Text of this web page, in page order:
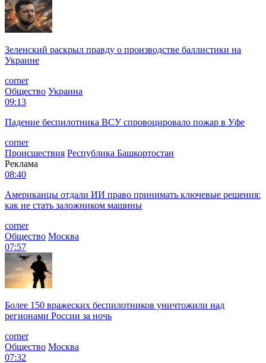
Зеленский раскрыл правду о производстве баллистики на
Украине
corner
Общество Украина
09:13
Падение беспилотника ВСУ спровоцировало пожар в Уфе
corner
Происшествия Республика Башкортостан
Реклама
08:40
Американцы отдали ИИ право принимать ключевые решения:
как не стать заложником машины
corner
Общество Москва
07:57
Более 150 вражеских беспилотников уничтожили над
регионами России за ночь
corner
Общество Москва
07:32